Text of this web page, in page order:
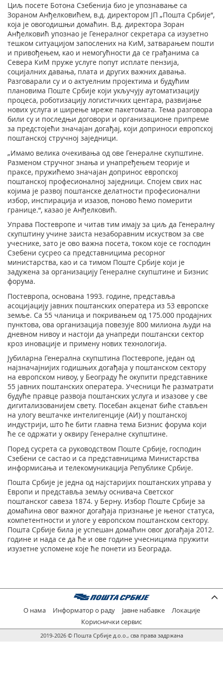
Циљ посете Ботона Сзебенија био је упознавање са
Зораном Анђелковићем, в.д. директором ЈП „Пошта Србије“,
која је овогодишњи домаћин. В.д. директорa Зоран
Анђелковић упознао је Генералног секретара са изузетно
тешком ситуацијом запослених на КиМ, затварањем пошти
и привођењем, као и немогућности да се грађанима са
Севера КиМ пруже услуге попут исплате пензија,
социјалних давања, плата и других важних давања.
Разговарали су и о актуелним пројектима и будућим
плановима Поште Србије који укључују аутоматизацију
процеса, роботизацију логистичких центара, развијање
нових услуга и ширење мреже пакетомата. Тема разговора
били су и последњи договори и организационе припреме
за предстојећи значајан догађај, који доприноси европској
поштанској стручној заједници.
„Имамо велика очекивања од ове Генералне скупштине.
Разменом стручног знања и унапређењем теорије и
праксе, пружићемо значајан допринос европској
поштанској професионалној заједници. Спојем свих нас
којима је развој поштанске делатности професионални
избор, инспирација и изазов, поново ћемо померити
границе.“, казао је Анђелковић.
Управа Постевропе и читав тим имају за циљ да Генералну
скупштину учине заиста незаборавним искуством за све
учеснике, зато је ово важна посета, током које се господин
Сзебени сусрео са представницима ресорног
министарства, као и са тимом Поште Србије који је
задужена за организацију Генералне скупштине и Бизнис
форума.
Постевропа, основана 1993. године, представља
асоцијацију јавних поштанских оператера из 53 европске
земље. Са 55 чланица и покривањем од 175.000 продајних
пунктова, ова организација повезује 800 милиона људи на
дневном нивоу и настоји да унапреди поштански сектор
кроз иновације и примену нових технологија.
Јубиларна Генерална скупштина Постевропе, један од
најзначајнијих годишњих догађаја у поштанском сектору
на европском нивоу, у Београду ће окупити представнике
55 јавних поштанских оператера. Учесници ће разматрати
будуће правце развоја поштанских услуга и изазове у све
дигитализованијем свету. Посебан акценат биће стављен
на улогу вештачке интелигенције (АИ) у поштанској
индустрији, што ће бити главна тема Бизнис форума који
ће се одржати у оквиру Генералне скупштине.
Поред сусрета са руководством Поште Србије, господин
Сзебени се састао и са представницима Министарства
информисања и телекомуникација Републике Србије.
Пошта Србије је једна од најстаријих поштанских управа у
Европи и представља земљу оснивача Свeтског
поштанског савеза 1874. у Берну. Избор Поштe Србије за
домаћина овог важног догађаја признање је њеног статуса,
компетентности и улоге у европском поштанском сектору.
Пошта Србије била је успешан домаћин овог догађаја 2012.
године и нада се да ће и ове године учесницима пружити
изузетне успомене које ће понети из Београда.
О нама Информатор о раду Јавне набавке
Локације
Кориснички сервис
2019-2026 © Пошта Србије д.о.о., сва права задржана